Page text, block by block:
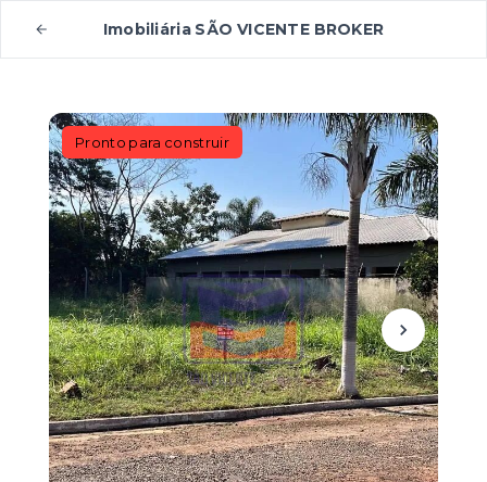
Imobiliária SÃO VICENTE BROKER
Pronto para construir